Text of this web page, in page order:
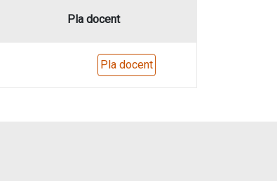
Pla docent
Pla docent